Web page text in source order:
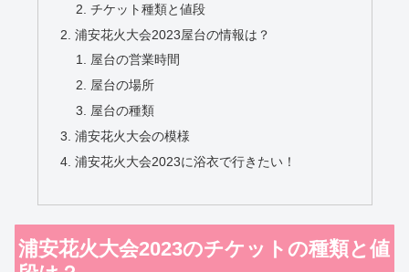
チケット種類と値段
浦安花火大会2023屋台の情報は？
屋台の営業時間
屋台の場所
屋台の種類
浦安花火大会の模様
浦安花火大会2023に浴衣で行きたい！
浦安花火大会2023のチケットの種類と値